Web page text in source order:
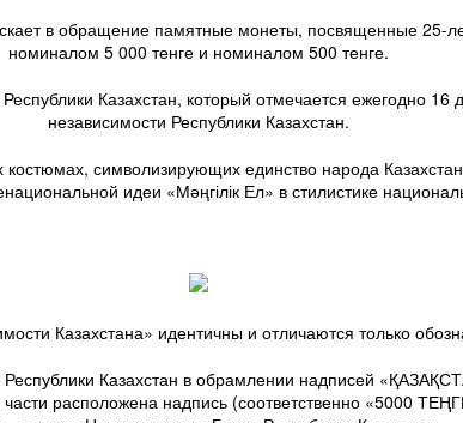
в обращение памятные монеты, посвященные 25-
номиналом 5 000 тенге и номиналом 500 тенге.
Казахстан, который отмечается ежегодно
независимости Республики Казахстан.
символизирующих единство народа
идеи «Мәңгілік Ел» в стилистике
Казахстана» идентичны и отличаются только
Республики Казахстан в обрамлении надписей
расположена надпись (соответственно «5000